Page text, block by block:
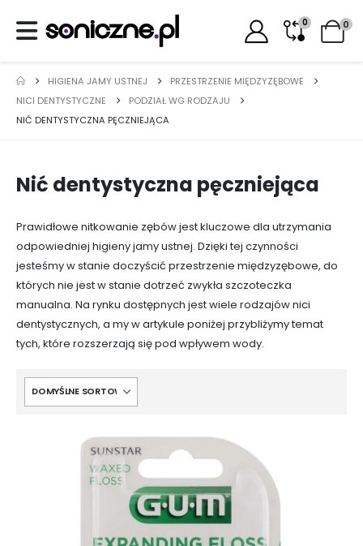
0 0
HIGIENA JAMY USTNEJ
PRZESTRZENIE MIĘDZYZĘBOWE
NICI DENTYSTYCZNE
PODZIAŁ WG RODZAJU
NIĆ DENTYSTYCZNA PĘCZNIEJĄCA
Nić dentystyczna pęczniejąca
Prawidłowe nitkowanie zębów jest kluczowe dla utrzymania
odpowiedniej higieny jamy ustnej. Dzięki tej czynności
jesteśmy w stanie doczyścić przestrzenie międzyzębowe, do
których nie jest w stanie dotrzeć zwykła szczoteczka
manualna. Na rynku dostępnych jest wiele rodzajów nici
dentystycznych, a my w artykule poniżej przybliżymy temat
tych, które rozszerzają się pod wpływem wody.